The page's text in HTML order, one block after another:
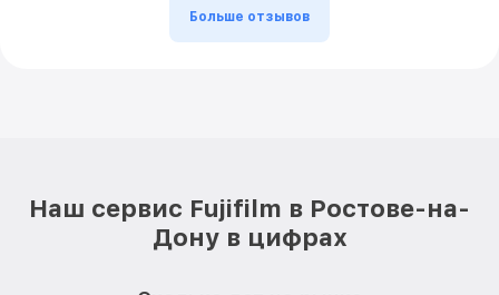
Больше отзывов
Наш сервис Fujifilm в Ростове-на-
Дону в цифрах